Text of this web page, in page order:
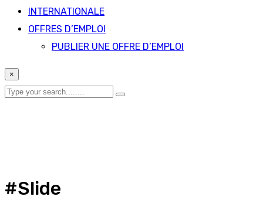
INTERNATIONALE
OFFRES D’EMPLOI
PUBLIER UNE OFFRE D’EMPLOI
×
#Slide